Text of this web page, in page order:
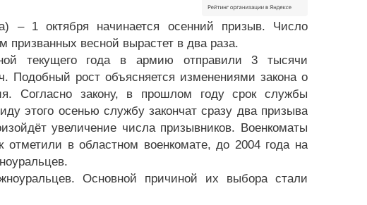
– 1 октября начинается осенний призыв. Число
призванных весной вырастет в два раза.
текущего года в армию отправили 3 тысячи
Подобный рост объясняется изменениями закона о
Согласно закону, в прошлом году срок службы
этого осенью службу закончат сразу два призыва
увеличение числа призывников. Военкоматы
в областном военкомате, до 2004 года на
Основной причиной их выбора стали